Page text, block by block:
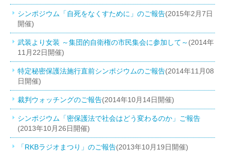
シンポジウム「自死をなくすために」のご報告(2015年2月7日
開催)
武装より女装 ～集団的自衛権の市民集会に参加して～ (2014年
11月22日開催)
特定秘密保護法施行直前シンポジウムのご報告(2014年11月08
日開催)
裁判ウォッチングのご報告(2014年10月14日開催)
シンポジウム「密保護法で社会はどう変わるのか」ご報告
(2013年10月26日開催)
「RKBラジオまつり」のご報告(2013年10月19日開催)